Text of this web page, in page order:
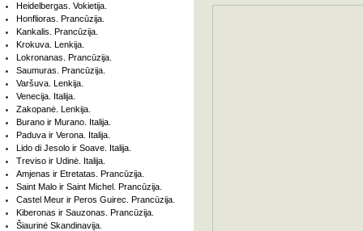
Heidelbergas. Vokietija.
Honflioras. Prancūzija.
Kankalis. Prancūzija.
Krokuva. Lenkija.
Lokronanas. Prancūzija.
Saumuras. Prancūzija.
Varšuva. Lenkija.
Venecija. Italija.
Zakopanė. Lenkija.
Burano ir Murano. Italija.
Paduva ir Verona. Italija.
Lido di Jesolo ir Soave. Italija.
Treviso ir Udinė. Italija.
Amjenas ir Etretatas. Prancūzija.
Saint Malo ir Saint Michel. Prancūzija.
Castel Meur ir Peros Guirec. Prancūzija.
Kiberonas ir Sauzonas. Prancūzija.
Šiaurinė Skandinavija.